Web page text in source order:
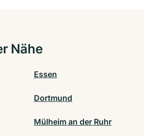
Nähe
Essen
Dortmund
Mülheim an der Ruhr